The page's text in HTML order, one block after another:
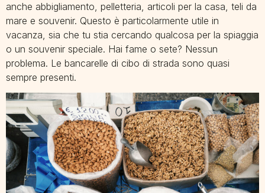
anche abbigliamento, pelletteria, articoli per la casa, teli da
mare e souvenir. Questo è particolarmente utile in
vacanza, sia che tu stia cercando qualcosa per la spiaggia
o un souvenir speciale. Hai fame o sete? Nessun
problema. Le bancarelle di cibo di strada sono quasi
sempre presenti.